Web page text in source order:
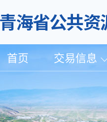
首页 交易信息